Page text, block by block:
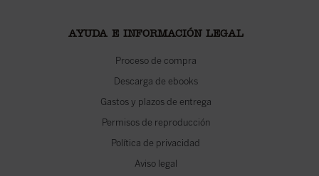
AYUDA E INFORMACIÓN LEGAL
Proceso de compra
Descarga de ebooks
Gastos y plazos de entrega
Permisos de reproducción
Política de privacidad
Aviso legal